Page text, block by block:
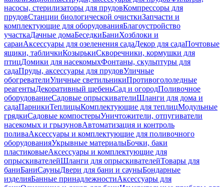
насосы, стерилизаторы для прудовКомпрессоры для
прудовСтанции биологической очисткиЗапчасти и
комплектующие для оборудованияБлагоустройство
участкаДачные домаБеседкиБаниХозблоки и
сараиАксессуары для озеленения садаДекор для садаПочтовые
ящики, табличкиКозырькиСкворечники, кормушки для
птицДомики для насекомыхФонтаны, скульптуры для
садаПруды, аксессуары для прудовУличные
обогревателиУличные светильникиПротивогололедные
реагентыДекоративный щебеньСад и огородПоливочное
оборудованиеСадовые опрыскивателиШланги для дома и
садаПарникиТеплицыКомплектующие для теплицМодульные
грядкиСадовые компостерыУничтожители, отпугиватели
насекомых и грызуновАвтоматизация и контроль
поливаАксессуары и комплектующие для поливочного
оборудованияУкрывные материалыБочки, баки
пластиковыеАксессуары и комплектующие для
опрыскивателейШланги для опрыскивателейТовары для
баниБаниСауныДвери для бани и сауныБондарные
изделияБанные принадлежностиАксессуары для